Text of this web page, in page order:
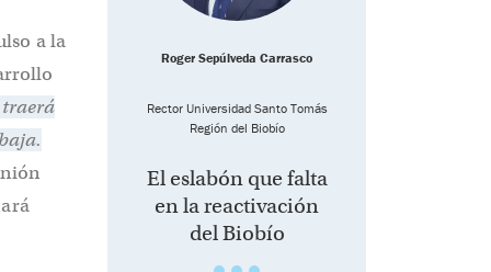
a la
traerá
Roger Sepúlveda Carrasco
Rector Universidad Santo Tomás
Región del Biobío
El eslabón que falta
en la reactivación
del Biobío